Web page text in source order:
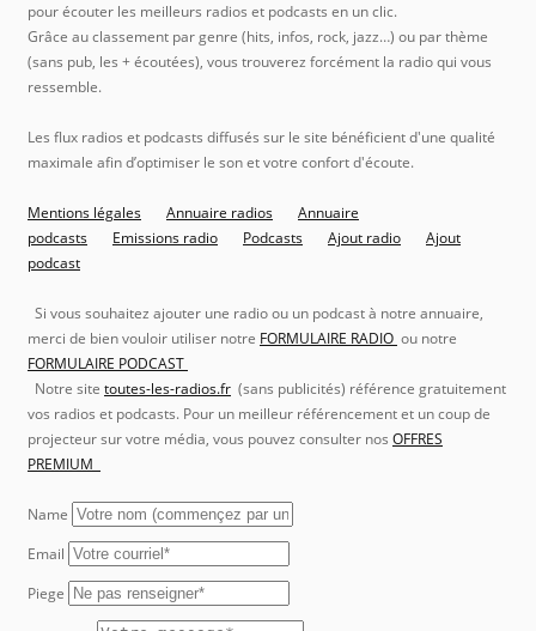
pour écouter les meilleurs radios et podcasts en un clic.
Grâce au classement par genre (hits, infos, rock, jazz…) ou par thème
(sans pub, les + écoutées), vous trouverez forcément la radio qui vous
ressemble.
Les flux radios et podcasts diffusés sur le site bénéficient d'une qualité
maximale afin d’optimiser le son et votre confort d'écoute.
Mentions légales Annuaire radios
Annuaire
podcasts
Emissions radio Podcasts Ajout radio
Ajout
podcast
Si vous souhaitez ajouter une radio ou un podcast à notre annuaire,
merci de bien vouloir utiliser notre FORMULAIRE RADIO ou notre
FORMULAIRE PODCAST
Notre site toutes-les-radios.fr (sans publicités) référence gratuitement
vos radios et podcasts. Pour un meilleur référencement et un coup de
projecteur sur votre média, vous pouvez consulter nos OFFRES
PREMIUM
Name
Email
Piege